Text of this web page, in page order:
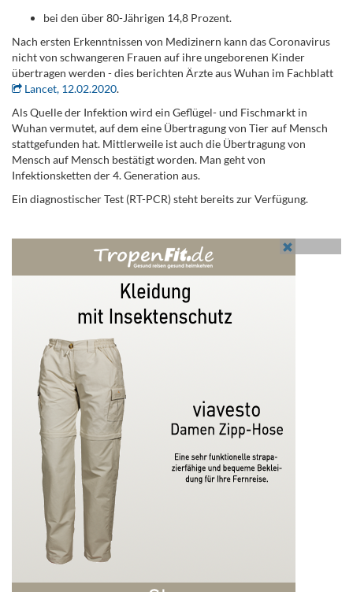
bei den über 80-Jährigen 14,8 Prozent.
Nach ersten Erkenntnissen von Medizinern kann das Coronavirus
nicht von schwangeren Frauen auf ihre ungeborenen Kinder
übertragen werden - dies berichten Ärzte aus Wuhan im Fachblatt
Lancet, 12.02.2020.
Als Quelle der Infektion wird ein Geflügel- und Fischmarkt in
Wuhan vermutet, auf dem eine Übertragung von Tier auf Mensch
stattgefunden hat. Mittlerweile ist auch die Übertragung von
Mensch auf Mensch bestätigt worden. Man geht von
Infektionsketten der 4. Generation aus.
Ein diagnostischer Test (RT-PCR) steht bereits zur Verfügung.